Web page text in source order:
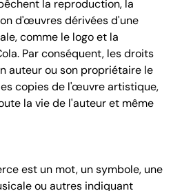
la reproduction, la
d'œuvres dérivées d'une
comme le logo et la
Par conséquent, les droits
auteur ou son propriétaire le
copies de l'œuvre artistique,
la vie de l'auteur et même
est un mot, un symbole, une
ou autres indiquant